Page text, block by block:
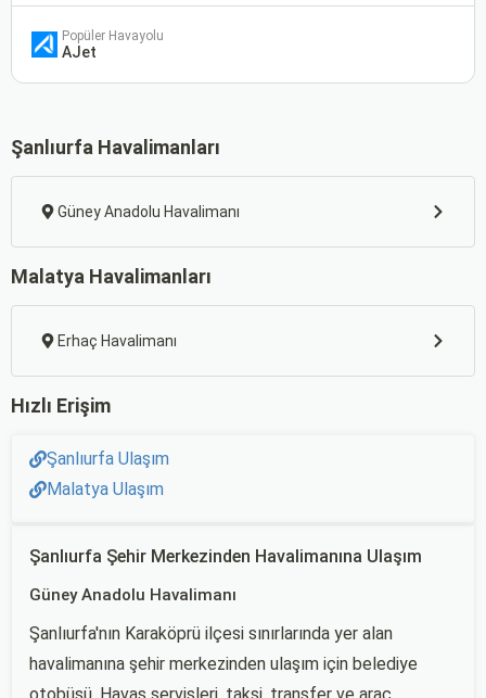
Popüler Havayolu
AJet
Şanlıurfa Havalimanları
Güney Anadolu Havalimanı
Malatya Havalimanları
Erhaç Havalimanı
Hızlı Erişim
Şanlıurfa Ulaşım
Malatya Ulaşım
Şanlıurfa Şehir Merkezinden Havalimanına Ulaşım
Güney Anadolu Havalimanı
Şanlıurfa'nın Karaköprü ilçesi sınırlarında yer alan
havalimanına şehir merkezinden ulaşım için belediye